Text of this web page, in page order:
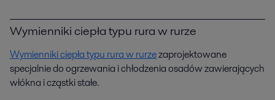
Wymienniki ciepła typu rura w rurze
Wymienniki ciepła typu rura w rurzezaprojektowane
specjalnie do ogrzewania i chłodzenia osadów zawierających
włókna i cząstki stałe.